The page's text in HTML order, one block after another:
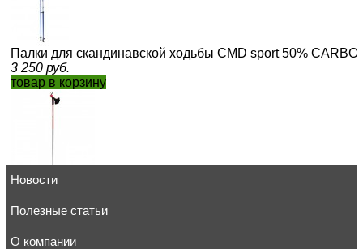
Палки для скандинавской ходьбы CMD sport 50%
3 250 руб.
товар в корзину
Палки для скандинавской ходьбы STC Extreme 110см
товар в корзину
Новости
Полезные статьи
О компании